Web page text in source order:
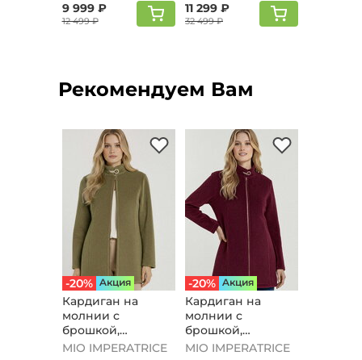
9 999 ₽
12 499 ₽
11 299 ₽
32 499 ₽
Рекомендуем Вам
-20% Aкция
Кардиган на
молнии с
брошкой,
оливковый
MIO IMPERATRICE
-20% Aкция
Кардиган на
молнии с
брошкой,
бордовый
MIO IMPERATRICE